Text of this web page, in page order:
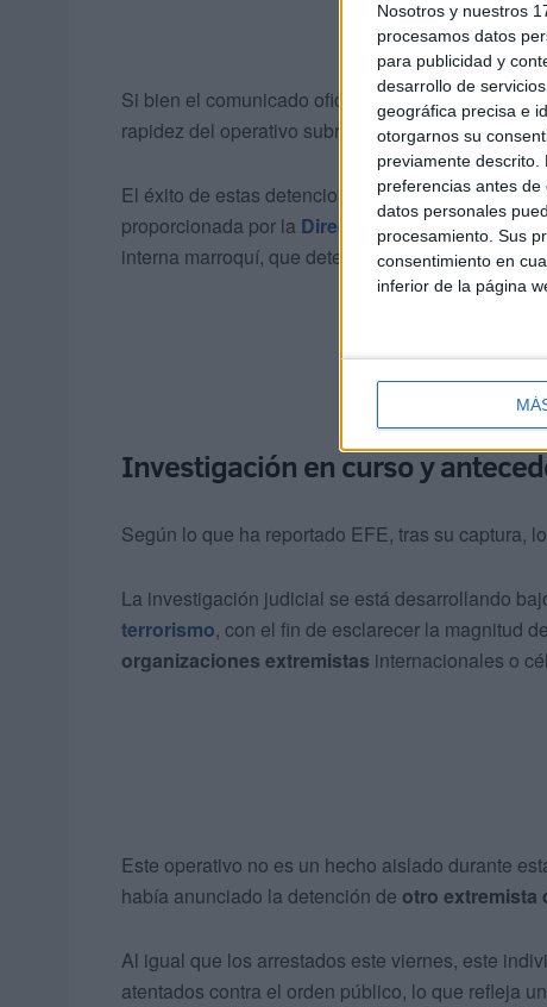
Nosotros y nuestros
procesamos datos
para publicidad y
desarrollo de
geográfica precisa e
otorgarnos su
previamente
preferencias antes
datos personales
procesamiento. Sus
consentimiento en
inferior de la página
Si bien el comunicado oficial no ha detallado
rapidez del operativo subraya la peligrosidad de
El éxito de estas detenciones ha sido posible
proporcionada por la Dirección General de
interna marroquí, que detectó los movimientos
Investigación en curso y
Según lo que ha reportado EFE, tras su captura,
La investigación judicial se está desarrollando
terrorismo, con el fin de esclarecer la magnitud
organizaciones extremistas internacionales o
Este operativo no es un hecho aislado durante
había anunciado la detención de otro extremista
Al igual que los arrestados este viernes, este
atentados contra el orden público, lo que refleja